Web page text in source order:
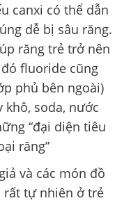
canxi có thể dẫn
dễ bị sâu răng.
răng trẻ trở nên
fluoride cũng
phủ bên ngoài)
khô, soda, nước
“đại diện tiêu
răng”
và các món đồ
rất tự nhiên ở trẻ